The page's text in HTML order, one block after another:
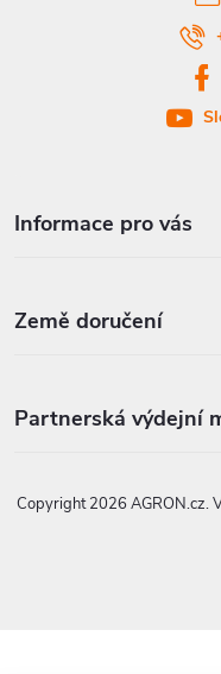
Informace pro vás
Země doručení
Partnerská výdejní
Copyright 2026 AGRON.cz.